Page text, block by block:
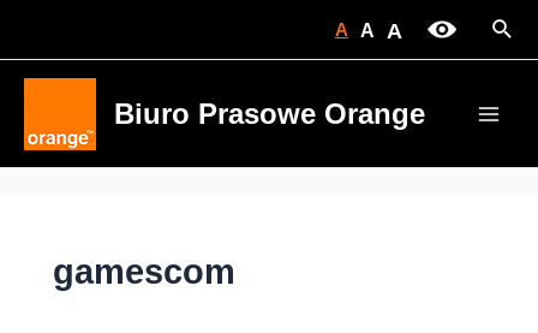
A A A
Biuro Prasowe Orange
gamescom